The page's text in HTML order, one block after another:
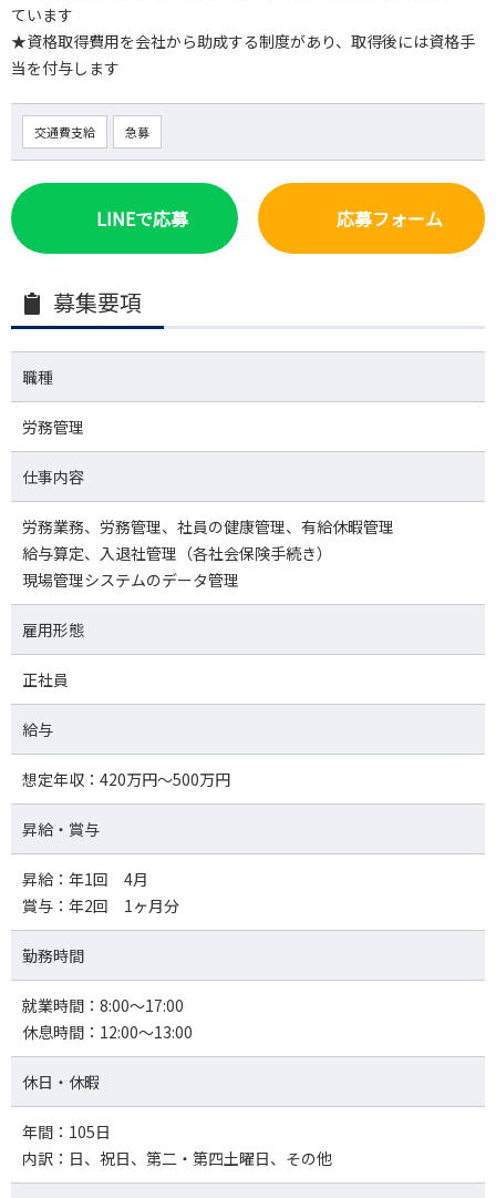
ています
★資格取得費用を会社から助成する制度があり、取得後には資格手
当を付与します
交通費支給 急募
LINEで応募 応募フォーム
募集要項
職種
労務管理
仕事内容
労務業務、労務管理、社員の健康管理、有給休暇管理
給与算定、入退社管理（各社会保険手続き）
現場管理システムのデータ管理
雇用形態
正社員
給与
想定年収：420万円～500万円
昇給・賞与
昇給：年1回 4月
賞与：年2回 1ヶ月分
勤務時間
就業時間：8:00～17:00
休息時間：12:00～13:00
休日・休暇
年間：105日
内訳：日、祝日、第二・第四土曜日、その他